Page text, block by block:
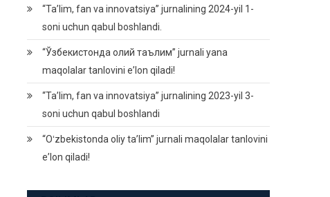
“Ta’lim, fan va innovatsiya” jurnalining 2024-yil 1-
soni uchun qabul boshlandi.
“Ўзбекистонда олий таълим” jurnali yana
maqolalar tanlovini eʼlon qiladi!
“Ta’lim, fan va innovatsiya” jurnalining 2023-yil 3-
soni uchun qabul boshlandi
“Oʻzbekistonda oliy taʼlim” jurnali maqolalar tanlovini
eʼlon qiladi!